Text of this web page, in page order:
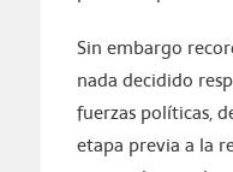
Sin embargo
nada decidido
fuerzas políticas,
etapa previa a la